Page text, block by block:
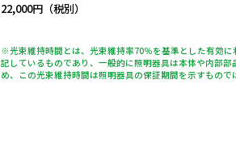
22,000円（税別）
※光束維持時間とは、光束維持率70％を基準とした有効に
記しているものであり、一般的に照明器具は本体や内部
め、この光束維持時間は照明器具の保証期間を示すもので